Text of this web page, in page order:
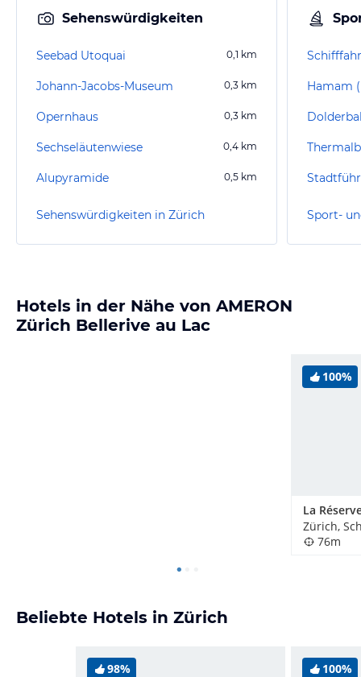
Sehenswürdigkeiten
Seebad Utoquai 0,1 km
Johann-Jacobs-Museum 0,3 km
Opernhaus 0,3 km
Sechseläutenwiese 0,4 km
Alupyramide 0,5 km
Sehenswürdigkeiten in Zürich Sport-
Hotels in der Nähe von AMERON
Zürich Bellerive au Lac
100%
Zürich,
76m
Beliebte Hotels in Zürich
98% 100%